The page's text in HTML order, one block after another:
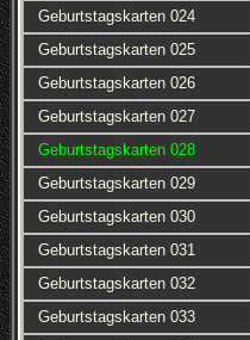
Geburtstagskarten 024
Geburtstagskarten 025
Geburtstagskarten 026
Geburtstagskarten 027
Geburtstagskarten 028
Geburtstagskarten 029
Geburtstagskarten 030
Geburtstagskarten 031
Geburtstagskarten 032
Geburtstagskarten 033